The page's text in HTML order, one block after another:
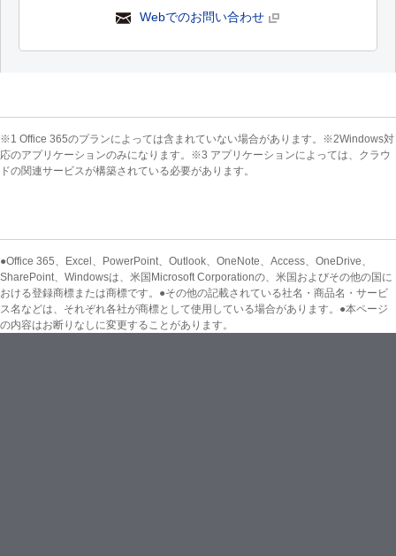
Webでのお問い合わせ
※1 Office 365のプランによっては含まれていない場合があります。※2Windows対
応のアプリケーションのみになります。※3 アプリケーションによっては、クラウ
ドの関連サービスが構築されている必要があります。
●Office 365、Excel、PowerPoint、Outlook、OneNote、Access、OneDrive、
SharePoint、Windowsは、米国Microsoft Corporationの、米国およびその他の国に
おける登録商標または商標です。●その他の記載されている社名・商品名・サービ
ス名などは、それぞれ各社が商標として使用している場合があります。●本ページ
の内容はお断りなしに変更することがあります。